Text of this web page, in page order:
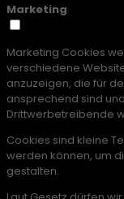
Marketing
Marketing Cookies
verschiedene
anzuzeigen, die für
ansprechend sind
Drittwerbetreibende
Cookies sind kleine
werden können, um
gestalten.